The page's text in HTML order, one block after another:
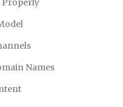
Properly
Names